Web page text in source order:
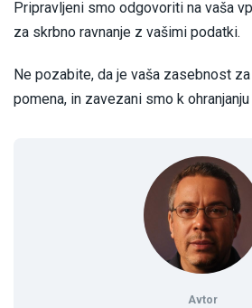
Pripravljeni smo odgovoriti na vaša
za skrbno ravnanje z vašimi podatki.
Ne pozabite, da je vaša zasebnost
pomena, in zavezani smo k
Avtor